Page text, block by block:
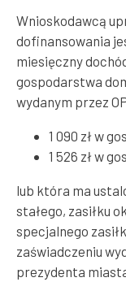
Wnioskodawcą
dofinansowania
miesięczny
gospodarstwa
wydanym przez
1 090 zł w
1 526 zł w
lub która ma
stałego, zasiłku
specjalnego
zaświadczeniu
prezydenta